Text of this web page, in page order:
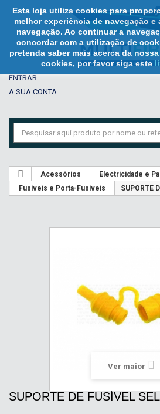
Esta loja utiliza cookies para
melhor experiência de navegação e
navegação. Ao continuar a
concordar com a utilização de
pretenda saber mais acerca da
cookies, por favor siga este
ENTRAR
A SUA CONTA
Acessórios
Electricidade e
Fusíveis e Porta-Fusíveis
SUPORTE
Ver maior
SUPORTE DE FUSÍVEL